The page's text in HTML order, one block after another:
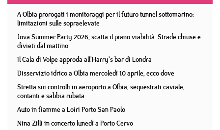
A Olbia prorogati i monitoraggi per il futuro tunnel sottomarino:
limitazioni sulle sopraelevate
Jova Summer Party 2026, scatta il piano viabilità. Strade chiuse e
divieti dal mattino
Il Cala di Volpe approda all'Harry's bar di Londra
Disservizio idrico a Olbia mercoledì 10 aprile, ecco dove
Stretta sui controlli in aeroporto a Olbia, sequestrati caviale,
contanti e sabbia rubata
Auto in fiamme a Loiri Porto San Paolo
Nina Zilli in concerto lunedì a Porto Cervo